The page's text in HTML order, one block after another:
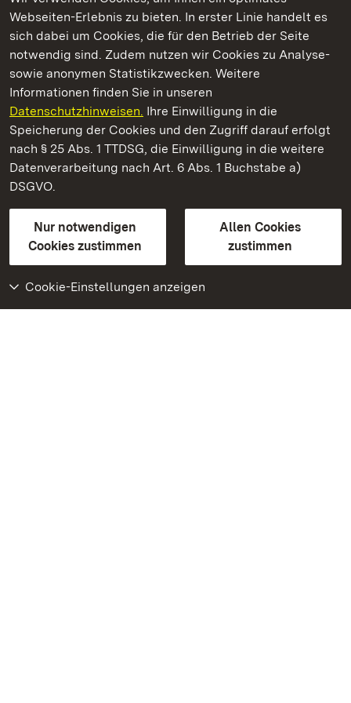
Webseiten-Erlebnis zu bieten. In erster Linie handelt es
sich dabei um Cookies, die für den Betrieb der Seite
notwendig sind. Zudem nutzen wir Cookies zu Analyse-
sowie anonymen Statistikzwecken. Weitere
Informationen finden Sie in unseren
Datenschutzhinweisen. Ihre Einwilligung in die
Speicherung der Cookies und den Zugriff darauf erfolgt
nach § 25 Abs. 1 TTDSG, die Einwilligung in die weitere
Datenverarbeitung nach Art. 6 Abs. 1 Buchstabe a)
DSGVO.
Nur notwendigen
Cookies zustimmen
Allen Cookies
zustimmen
Cookie-Einstellungen anzeigen
Kommen. Staunen. Genießen.
Staatliche Schlösser und Gärten Baden‑Württemberg
Staatliche Schlösser und Gärten Baden-Württemberg
Kontakt
GebärdenspracheLeichte Sprache
Erklärung zur Barrierefreiheit
BITV-konform (geprüfte Seiten)
Weiteres